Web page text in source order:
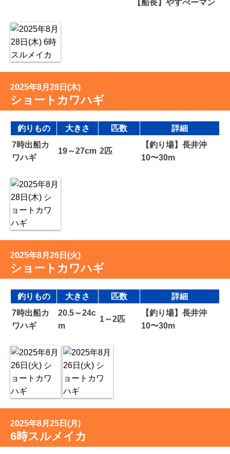
【船長】やすべーマン
2025年8月28日(木)
ショートカワハギ
釣りもの 大きさ 匹数
詳細
7時出船カ
ワハギ
19～27cm 2匹
【釣り場】長井沖
10〜30m
2025年8月26日(火)
ショートカワハギ
釣りもの 大きさ 匹数
詳細
7時出船カ
ワハギ
20.5～24c
m
1～2匹
【釣り場】長井沖
10〜30m
2025年8月25日(月)
6時スルメイカ